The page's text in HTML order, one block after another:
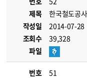
제목
한국철도공
작성일
2014-07-28
조회수
39,328
파일
번호
51